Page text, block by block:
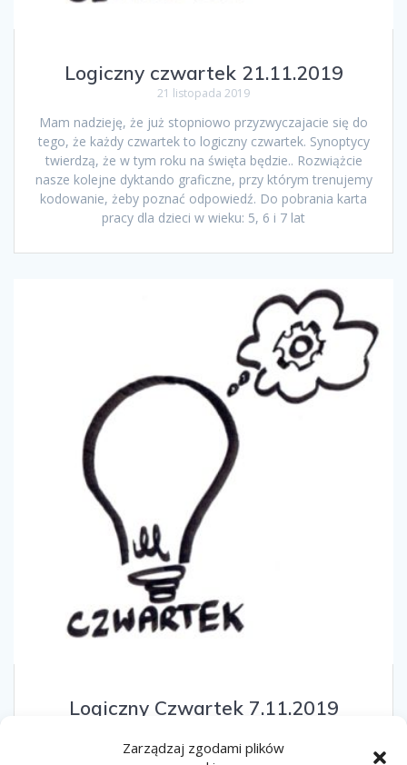
Zarządzaj zgodami plików
Logiczny czwartek 21.11.2019
21 listopada 2019
Mam nadzieję, że już stopniowo przyzwyczajacie się do
tego, że każdy czwartek to logiczny czwartek. Synoptycy
twierdzą, że w tym roku na święta będzie.. Rozwiążcie
nasze kolejne dyktando graficzne, przy którym trenujemy
kodowanie, żeby poznać odpowiedź. Do pobrania karta
pracy dla dzieci w wieku: 5, 6 i 7 lat
Logiczny Czwartek 7.11.2019
Czas szybko leci i mamy już kolejny logiczny czwartek.Tym